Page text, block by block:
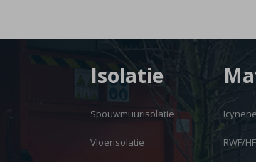
Isolatie
Spouwmuurisolatie
Vloerisolatie
Icynene
RWF/